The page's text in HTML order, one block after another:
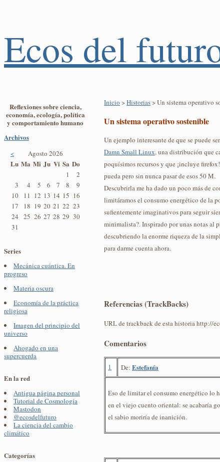
Ecos del
Reflexiones sobre ciencia,
economía, ecología, política
y comportamiento humano
Archivos
< Agosto 2026
Lu Ma Mi Ju Vi Sa Do
1
2
3
4 5 6 7 8
9
10
11 12 13 14 15 16
17
18 19 20 21 22 23
24
25 26 27 28 29 30
31
Series
Mecánica cuántica. En
progreso
Materia oscura
Economía de la práctica
religiosa
Imagen del principio del
universo
Ahogado en una
supercuerda
En la red
Antigua página personal
Tutorial de Cosmología
Mastodon
@ecosdelfuturo
La ciencia del cambio
climático
Categorías
Inicio >Historias> Un sistema operativo
Un sistema operativo sostenible
Un ejemplo interesante de que se puede
Damn Small Linux, una distribución que
poquísimos recursos y que ¡incluye
pueda pero sin nunca pasar de esos 50 M.
Descubrirla me ha dado un poco más de
limitáramos el consumo energético de la
sufientemente imaginativos para seguir
minimalista?. Inspirado por unas notas al
descubriendo la enorme riqueza de la
para darme cuenta ahora.
Referencias (TrackBacks)
URL de trackback de esta historia http://
Comentarios
1 De: Estefanía
Eso de limitar el consumo energético lo
en el viejo cuento oriental: se acabaría
el sabio moriría de inanición.